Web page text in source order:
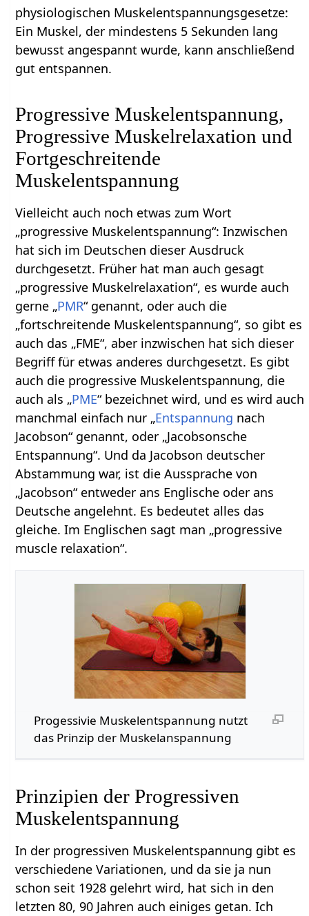
physiologischen Muskelentspannungsgesetze:
Ein Muskel, der mindestens 5 Sekunden lang
bewusst angespannt wurde, kann anschließend
gut entspannen.
Progressive Muskelentspannung,
Progressive Muskelrelaxation und
Fortgeschreitende
Muskelentspannung
Vielleicht auch noch etwas zum Wort
„progressive Muskelentspannung“: Inzwischen
hat sich im Deutschen dieser Ausdruck
durchgesetzt. Früher hat man auch gesagt
„progressive Muskelrelaxation“, es wurde auch
gerne „PMR“ genannt, oder auch die
„fortschreitende Muskelentspannung“, so gibt es
auch das „FME“, aber inzwischen hat sich dieser
Begriff für etwas anderes durchgesetzt. Es gibt
auch die progressive Muskelentspannung, die
auch als „PME“ bezeichnet wird, und es wird auch
manchmal einfach nur „Entspannung nach
Jacobson“ genannt, oder „Jacobsonsche
Entspannung“. Und da Jacobson deutscher
Abstammung war, ist die Aussprache von
„Jacobson“ entweder ans Englische oder ans
Deutsche angelehnt. Es bedeutet alles das
gleiche. Im Englischen sagt man „progressive
muscle relaxation“.
Progessivie Muskelentspannung nutzt
das Prinzip der Muskelanspannung
Prinzipien der Progressiven
Muskelentspannung
In der progressiven Muskelentspannung gibt es
verschiedene Variationen, und da sie ja nun
schon seit 1928 gelehrt wird, hat sich in den
letzten 80, 90 Jahren auch einiges getan. Ich